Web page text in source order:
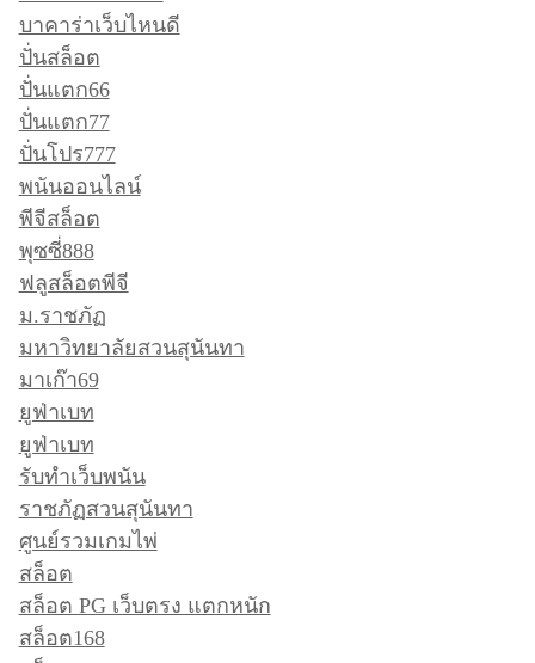
บาคาร่าเว็บไหนดี
ปั่นสล็อต
ปั่นแตก66
ปั่นแตก77
ปั่นโปร777
พนันออนไลน์
พีจีสล็อต
พุซซี่888
ฟลูสล็อตพีจี
ม.ราชภัฏ
มหาวิทยาลัยสวนสุนันทา
มาเก๊า69
ยูฟ่าเบท
ยูฟ่าเบท
รับทำเว็บพนัน
ราชภัฏสวนสุนันทา
ศูนย์รวมเกมไพ่
สล็อต
สล็อต PG เว็บตรง แตกหนัก
สล็อต168